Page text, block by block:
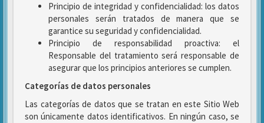
Principio de integridad y confidencialidad: los datos
personales serán tratados de manera que se
garantice su seguridad y confidencialidad.
Principio de responsabilidad proactiva: el
Responsable del tratamiento será responsable de
asegurar que los principios anteriores se cumplen.
Categorías de datos personales
Las categorías de datos que se tratan en este Sitio Web
son únicamente datos identificativos. En ningún caso, se